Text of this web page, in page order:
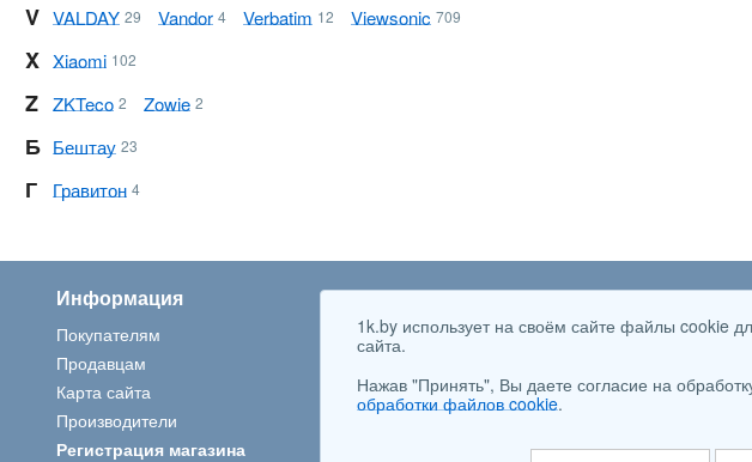
V VALDAY 29 Vandor 4 Verbatim 12 Viewsonic 709
X Xiaomi 102
Z ZKTeco 2 Zowie 2
Б Бештау 23
Г Гравитон 4
1k.by использует на своём сайте файлы cookie
сайта.
Нажав "Принять", Вы даете согласие на
обработки файлов cookie.
Информация
Покупателям
Продавцам
Карта сайта
Производители
Регистрация магазина
Популярные категории
Ноутбуки
Наушники и гарнитуры
Телевизоры